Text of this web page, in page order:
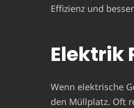
Effizienz und
Elektrik
Wenn elektrische
den Müllplatz. Oft